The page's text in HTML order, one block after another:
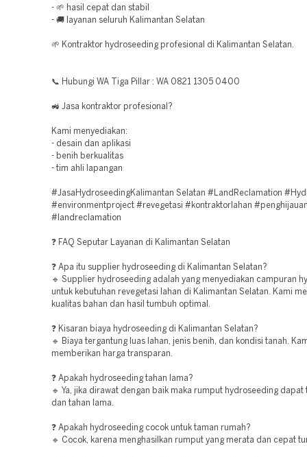
- 🌱 hasil cepat dan stabil
- 🚚 layanan seluruh Kalimantan Selatan
🌱 Kontraktor hydroseeding profesional di Kalimantan Selatan.
📞 Hubungi WA Tiga Pillar : WA 0821 1305 0400
🚜 Jasa kontraktor profesional?
Kami menyediakan:
- desain dan aplikasi
- benih berkualitas
- tim ahli lapangan
#JasaHydroseedingKalimantan Selatan #LandReclamation
#environmentproject #revegetasi #kontraktorlahan
#landreclamation
❓ FAQ Seputar Layanan di Kalimantan Selatan
❓ Apa itu supplier hydroseeding di Kalimantan Selatan?
🔹 Supplier hydroseeding adalah yang menyediakan campuran
untuk kebutuhan revegetasi lahan di Kalimantan Selatan. Kami
kualitas bahan dan hasil tumbuh optimal.
❓ Kisaran biaya hydroseeding di Kalimantan Selatan?
🔹 Biaya tergantung luas lahan, jenis benih, dan kondisi tanah.
memberikan harga transparan.
❓ Apakah hydroseeding tahan lama?
🔹 Ya, jika dirawat dengan baik maka rumput hydroseeding dapat
dan tahan lama.
❓ Apakah hydroseeding cocok untuk taman rumah?
🔹 Cocok, karena menghasilkan rumput yang merata dan cepat